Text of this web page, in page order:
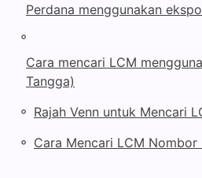
Perdana menggunakan
◦
Cara mencari LCM
Tangga)
◦ Rajah Venn untuk Mencari
◦ Cara Mencari LCM Nombor